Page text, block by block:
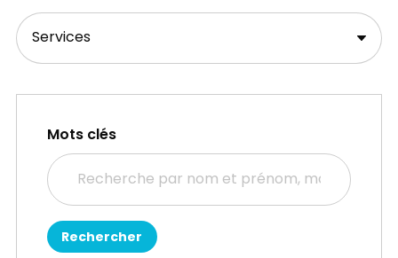
Mots clés